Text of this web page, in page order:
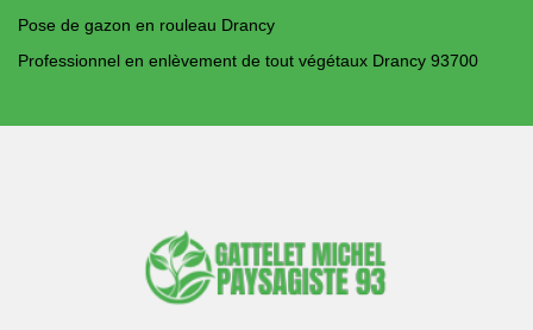
Pose de gazon en rouleau Drancy
Professionnel en enlèvement de tout végétaux Drancy 93700